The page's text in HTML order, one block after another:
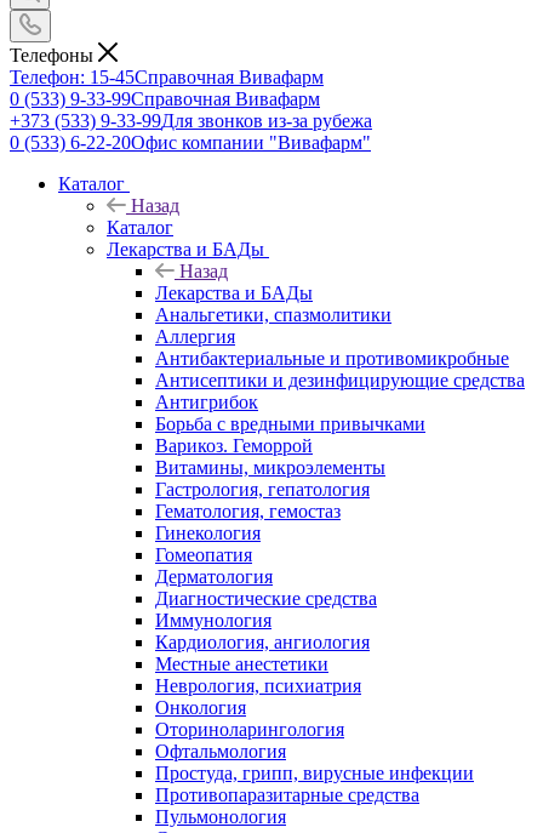
Телефоны
Телефон: 15-45Справочная Вивафарм
0 (533) 9-33-99Справочная Вивафарм
+373 (533) 9-33-99Для звонков из-за рубежа
0 (533) 6-22-20Офис компании "Вивафарм"
Каталог
Назад
Каталог
Лекарства и БАДы
Назад
Лекарства и БАДы
Анальгетики, спазмолитики
Аллергия
Антибактериальные и противомикробные
Антисептики и дезинфицирующие средства
Антигрибок
Борьба с вредными привычками
Варикоз. Геморрой
Витамины, микроэлементы
Гастрология, гепатология
Гематология, гемостаз
Гинекология
Гомеопатия
Дерматология
Диагностические средства
Иммунология
Кардиология, ангиология
Местные анестетики
Неврология, психиатрия
Онкология
Оториноларингология
Офтальмология
Простуда, грипп, вирусные инфекции
Противопаразитарные средства
Пульмонология